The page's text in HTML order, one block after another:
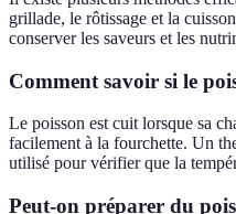
grillade, le rôtissage et la
conserver les saveurs et les
Comment savoir si le
Le poisson est cuit lorsque sa
facilement à la fourchette. Un
utilisé pour vérifier que la
Peut-on préparer du